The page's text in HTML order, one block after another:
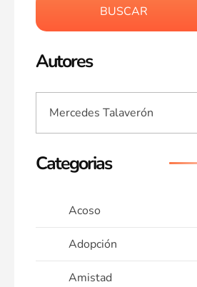
BUSCAR
Autores
Categorias
Acoso
Adopción
Amistad